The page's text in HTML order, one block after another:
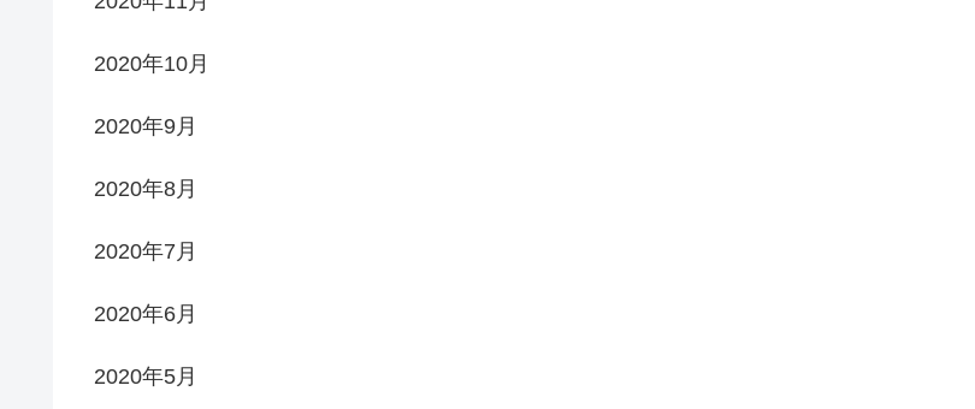
2020年10月
2020年9月
2020年8月
2020年7月
2020年6月
2020年5月